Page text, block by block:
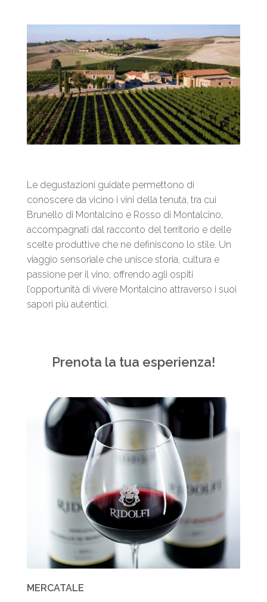
Le degustazioni guidate permettono di
conoscere da vicino i vini della tenuta, tra cui
Brunello di Montalcino e Rosso di Montalcino,
accompagnati dal racconto del territorio e delle
scelte produttive che ne definiscono lo stile. Un
viaggio sensoriale che unisce storia, cultura e
passione per il vino, offrendo agli ospiti
l’opportunità di vivere Montalcino attraverso i suoi
sapori più autentici.
Prenota la tua esperienza!
MERCATALE